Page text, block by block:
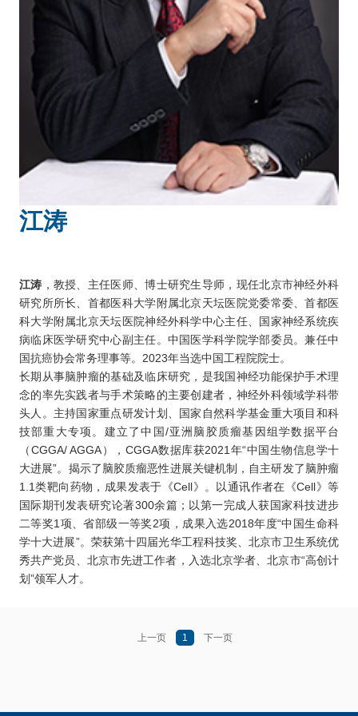
江涛
江涛 ，教授、主任医师、博士研究生导师，现任北京市神经外科
研究所所长、首都医科大学附属北京天坛医院党委常委、首都医
科大学附属北京天坛医院神经外科学中心主任、国家神经系统疾
病临床医学研究中心副主任。中国医学科学院学部委员。兼任中
国抗癌协会常务理事等。2023年当选中国工程院院士。
长期从事脑肿瘤的基础及临床研究，是我国神经功能保护手术理
念的率先实践者与手术策略的主要创建者，神经外科领域学科带
头人。主持国家重点研发计划、国家自然科学基金重大项目和科
技部重大专项。建立了中国/亚洲脑胶质瘤基因组学数据平台
（CGGA/ AGGA），CGGA数据库获2021年“中国生物信息学十
大进展”。揭示了脑胶质瘤恶性进展关键机制，自主研发了脑肿瘤
1.1类靶向药物，成果发表于《Cell》。以通讯作者在《Cell》等
国际期刊发表研究论著300余篇；以第一完成人获国家科技进步
二等奖1项、省部级一等奖2项，成果入选2018年度“中国生命科
学十大进展”。荣获第十四届光华工程科技奖、北京市卫生系统优
秀共产党员、北京市先进工作者，入选北京学者、北京市“高创计
划”领军人才。
上一页 1 下一页